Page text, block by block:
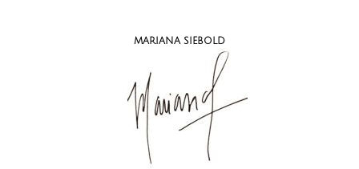
MARIANA SIEBOLD